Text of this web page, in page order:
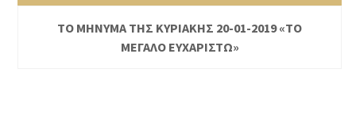
ΤΟ ΜΗΝΥΜΑ ΤΗΣ ΚΥΡΙΑΚΗΣ 20-01-2019 «ΤΟ
ΜΕΓΑΛΟ ΕΥΧΑΡΙΣΤΩ»